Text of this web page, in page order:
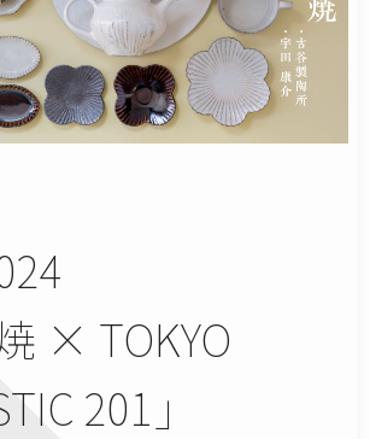
× TOKYO
201」